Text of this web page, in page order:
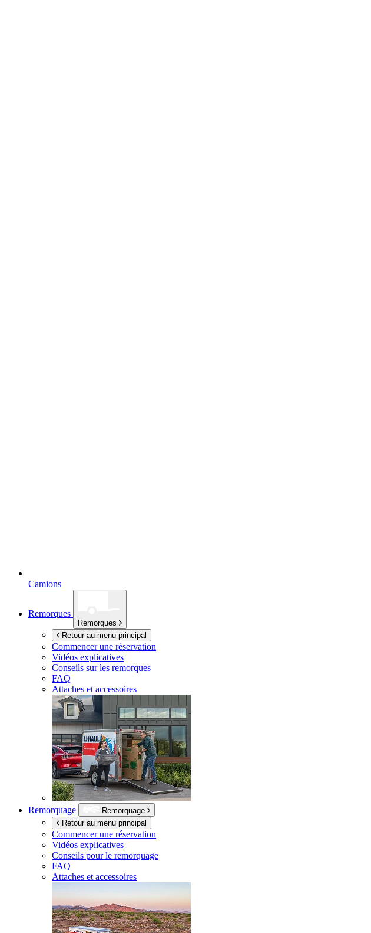
Camions
Remorques
Remorques
Retour au menu principal
Commencer une réservation
Vidéos explicatives
Conseils sur les remorques
FAQ
Attaches et accessoires
Remorquage
Remorquage
Retour au menu principal
Commencer une réservation
Vidéos explicatives
Conseils pour le remorquage
FAQ
Attaches et accessoires